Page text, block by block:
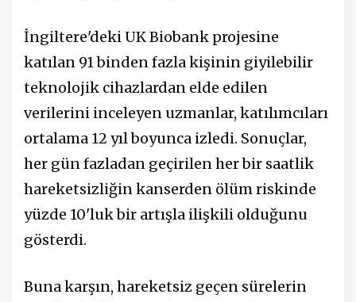
İngiltere'deki UK Biobank projesine
katılan 91 binden fazla kişinin giyilebilir
teknolojik cihazlardan elde edilen
verilerini inceleyen uzmanlar, katılımcıları
ortalama 12 yıl boyunca izledi. Sonuçlar,
her gün fazladan geçirilen her bir saatlik
hareketsizliğin kanserden ölüm riskinde
yüzde 10'luk bir artışla ilişkili olduğunu
gösterdi.
Buna karşın, hareketsiz geçen sürelerin